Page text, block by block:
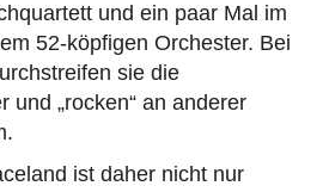
und ein paar Mal im
52-köpfigen Orchester. Bei
sie die
und „rocken“ an anderer
ist daher nicht nur